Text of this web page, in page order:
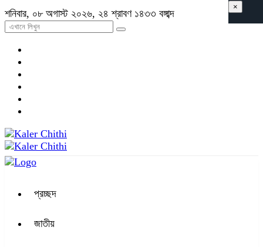
শনিবার, ০৮ অগাস্ট ২০২৬, ২৪ শ্রাবণ ১৪৩৩ বঙ্গাব্দ
প্রচ্ছদ
জাতীয়
×